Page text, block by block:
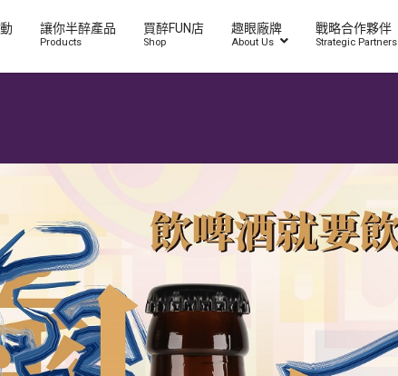
讓你半醉產品
Products
買醉FUN店
Shop
趣眼廠牌
About Us
戰略合作夥伴
Strategic Partners